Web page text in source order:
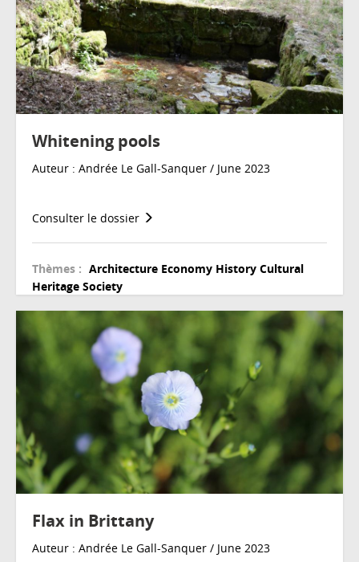
Whitening pools
Auteur : Andrée Le Gall-Sanquer / June 2023
Consulter le dossier
Thèmes : Architecture Economy History Cultural
Heritage Society
Flax in Brittany
Auteur : Andrée Le Gall-Sanquer / June 2023